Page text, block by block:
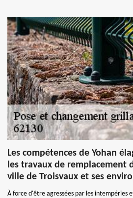
Les compétences de Yohan
les travaux de remplacement
ville de Troisvaux et ses
À force d'être agressées par les intempéries